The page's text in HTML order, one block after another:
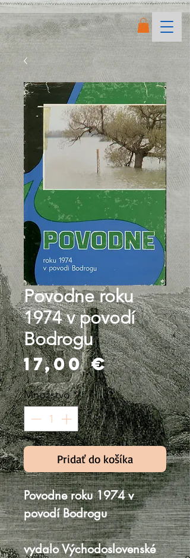
Povodne roku
1974 v povodí
Bodrogu
17,00 €Price
Množstvo*
Pridať do košíka
Povodne roku 1974 v
povodí Bodrogu
vydalo Východoslovenské